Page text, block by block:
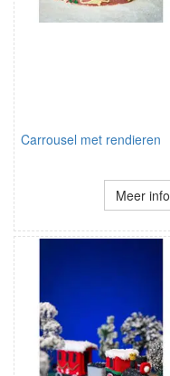
Carrousel met rendieren
Meer info